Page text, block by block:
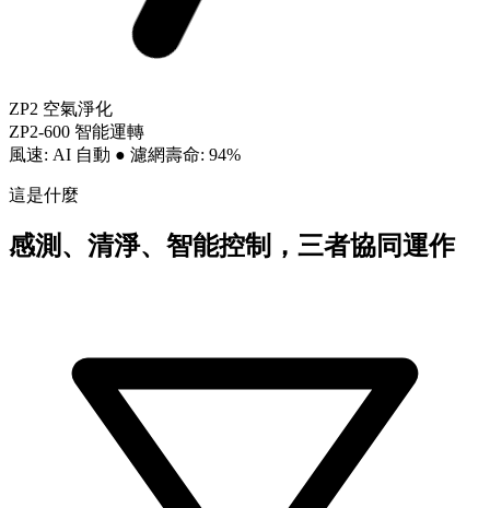
ZP2 空氣淨化
ZP2-600 智能運轉
風速: AI 自動 ● 濾網壽命: 94%
這是什麼
感測、清淨、智能控制，三者協同運作